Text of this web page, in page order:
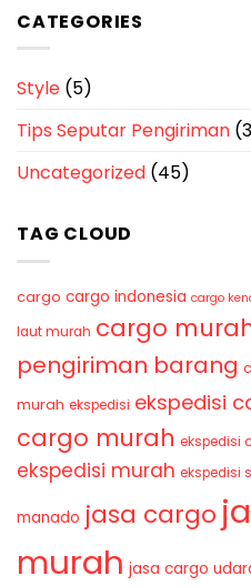
CATEGORIES
Style (5)
Tips Seputar Pengiriman
Uncategorized (45)
TAG CLOUD
cargo cargo indonesia cargo
laut murah cargo
pengiriman barang
murah ekspedisi ekspedisi
cargo murah ekspedisi
ekspedisi murah ekspedisi
manado jasa cargo
murah jasa cargo